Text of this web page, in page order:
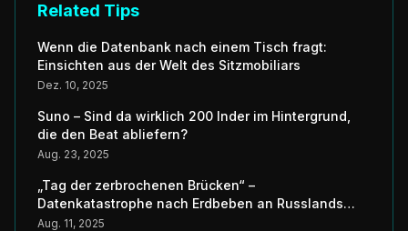
Related Tips
Wenn die Datenbank nach einem Tisch fragt:
Einsichten aus der Welt des Sitzmobiliars
Dez. 10, 2025
Suno – Sind da wirklich 200 Inder im Hintergrund,
die den Beat abliefern?
Aug. 23, 2025
„Tag der zerbrochenen Brücken“ –
Datenkatastrophe nach Erdbeben an Russlands
Küste erschüttert Japans digitale Seele
Aug. 11, 2025